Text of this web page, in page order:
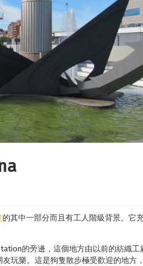
的其中一部分而且有工人階級背景。它
的旁邊，這個地方由以前的紡織工
玩樂。這是狗隻散步極受歡迎的地方，